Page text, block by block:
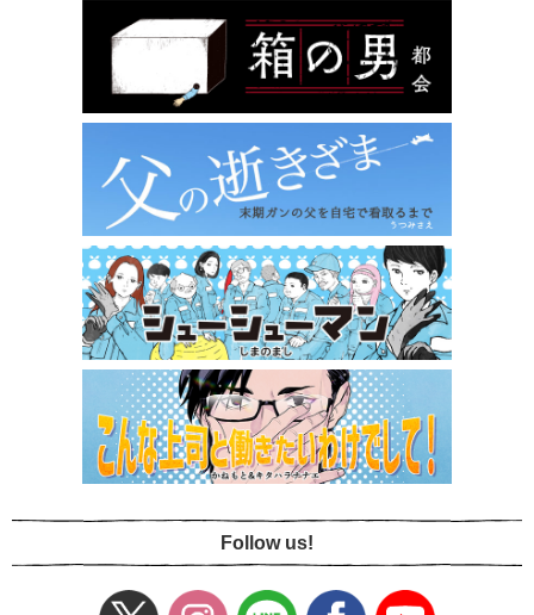
Follow us!